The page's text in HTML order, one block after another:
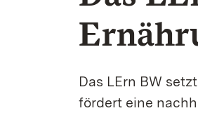
Das LErn BW
fördert eine